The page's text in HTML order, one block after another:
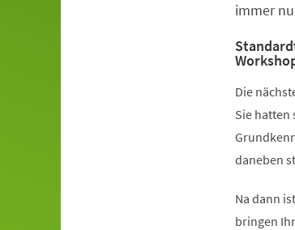
immer
Die
Sie hatten
daneben
Na dann
bringen